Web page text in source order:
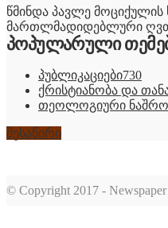
წმინდა პავლე მოციქულის
მართლმადიდებლური
პოპულარული
პუბლიკაციები730
ქრისტიანობა და
თეოლოგიური
შესაწირი
© Copyright 2017 -